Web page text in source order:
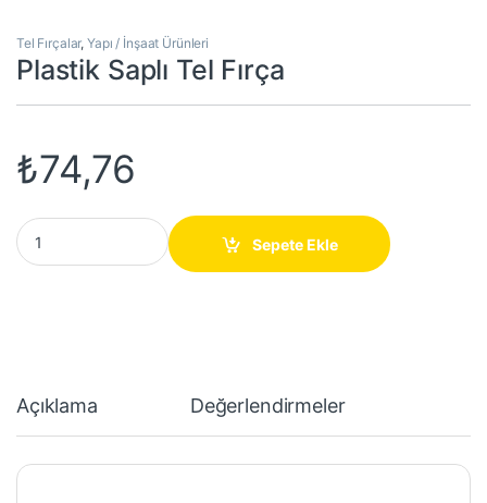
Tel Fırçalar,Yapı / İnşaat Ürünleri
Plastik Saplı Tel Fırça
₺74,76
Plastik Saplı Tel Fırça quantity
Sepete Ekle
Açıklama Değerlendirmeler